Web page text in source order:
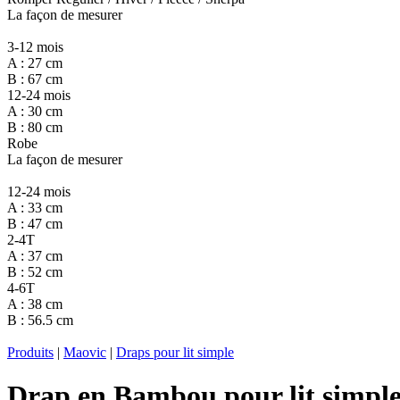
La façon de mesurer
3-12 mois
A : 27 cm
B : 67 cm
12-24 mois
A : 30 cm
B : 80 cm
Robe
La façon de mesurer
12-24 mois
A : 33 cm
B : 47 cm
2-4T
A : 37 cm
B : 52 cm
4-6T
A : 38 cm
B : 56.5 cm
Produits | Maovic | Draps pour lit simple